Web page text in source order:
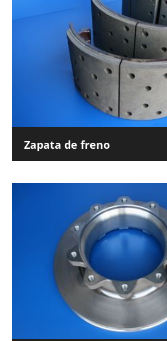
Zapata de freno